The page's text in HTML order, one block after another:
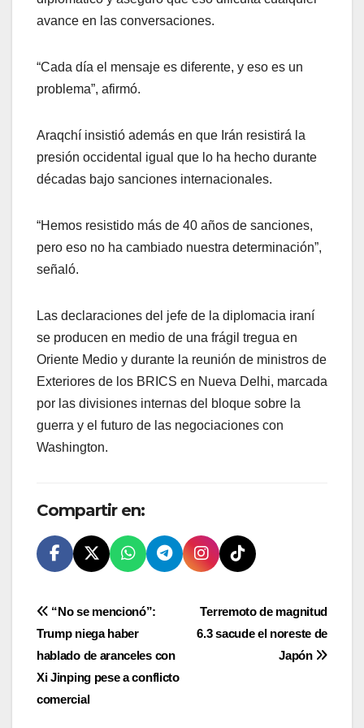
avance en las conversaciones.
“Cada día el mensaje es diferente, y eso es un
problema”, afirmó.
Araqchí insistió además en que Irán resistirá la
presión occidental igual que lo ha hecho durante
décadas bajo sanciones internacionales.
“Hemos resistido más de 40 años de sanciones,
pero eso no ha cambiado nuestra determinación”,
señaló.
Las declaraciones del jefe de la diplomacia iraní
se producen en medio de una frágil tregua en
Oriente Medio y durante la reunión de ministros de
Exteriores de los BRICS en Nueva Delhi, marcada
por las divisiones internas del bloque sobre la
guerra y el futuro de las negociaciones con
Washington.
Compartir en:
Navegación
de
entradas
Terremoto de magnitud
6.3 sacude el noreste de
Japón
“No se mencionó”:
Trump niega haber
hablado de aranceles con
Xi Jinping pese a conflicto
comercial